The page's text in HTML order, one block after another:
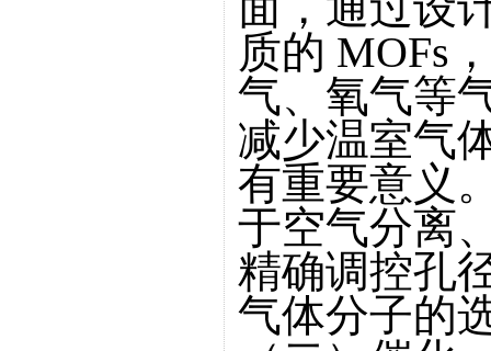
质的 MOFs
气、氧气等
减少温室气
有重要意义
于空气分离
精确调控孔
气体分子的